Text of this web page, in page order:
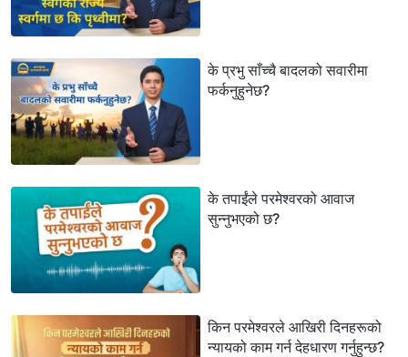
के प्रभु साँच्चै बादलको सवारीमा
फर्कनुहुनेछ?
के तपाईंले परमेश्‍वरको आवाज
सुन्‍नुभएको छ?
किन परमेश्‍वरले आखिरी दिनहरूको
न्यायको काम गर्न देहधारण गर्नुहुन्छ?